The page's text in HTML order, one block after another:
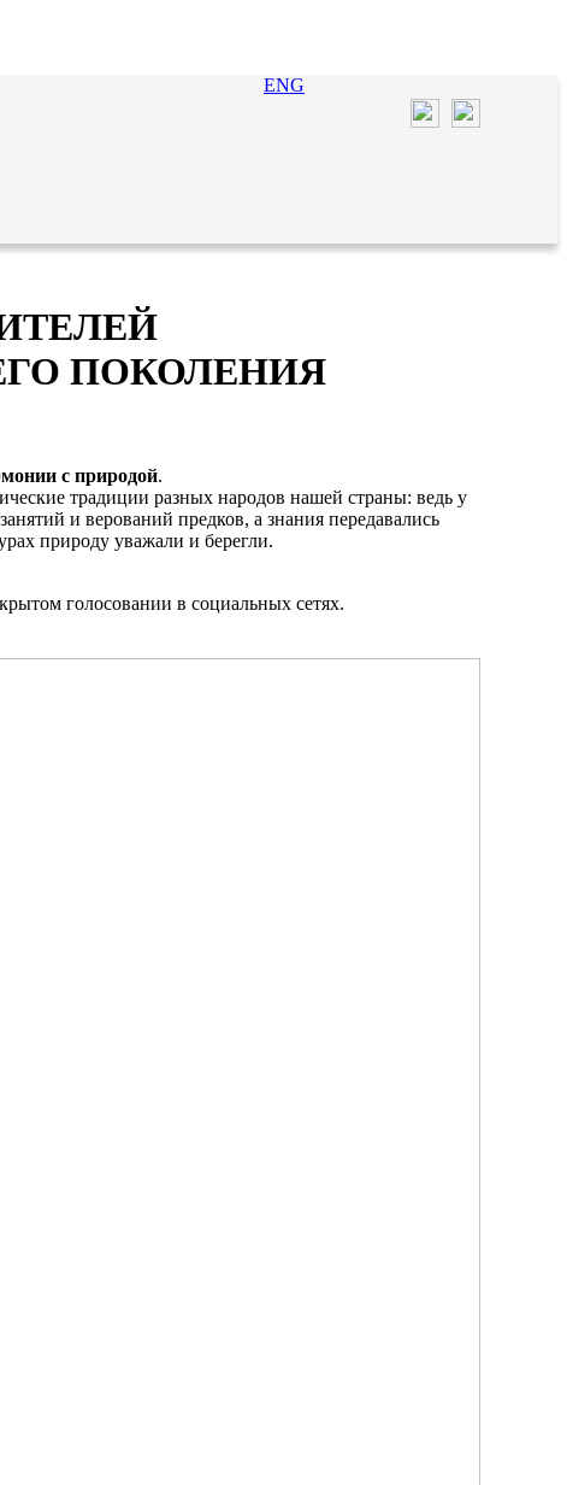
ENG
ПОКОЛЕНИЯ
с природой.
традиции разных народов нашей страны: ведь у
и верований предков, а знания передавались
природу уважали и берегли.
голосовании в социальных сетях.